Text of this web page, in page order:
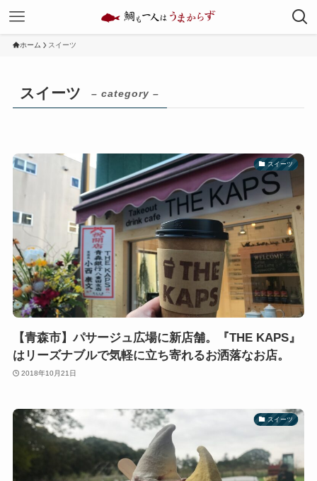
ホーム スイーツ
スイーツ – category –
スイーツ
【青森市】パサージュ広場に新店舗。『THE KAPS』
はリーズナブルで気軽に立ち寄れるお洒落なお店。
2018年10月21日
スイーツ